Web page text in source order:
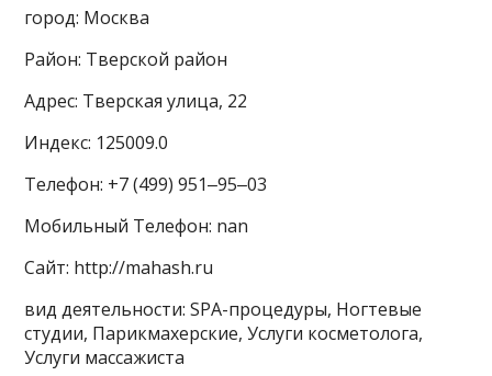
город: Москва
Район: Тверской район
Адрес: Тверская улица, 22
Индекс: 125009.0
Телефон: +7 (499) 951‒95‒03
Мобильный Телефон: nan
Сайт: http://mahash.ru
вид деятельности: SPA-процедуры, Ногтевые
студии, Парикмахерские, Услуги косметолога,
Услуги массажиста